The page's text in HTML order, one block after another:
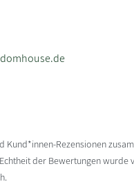
Kund*innen-Rezensionen
der Bewertungen wurde